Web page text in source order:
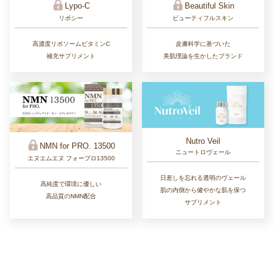
Lypo-C
リポシー
高濃度リポソームビタミンC
補充サプリメント
Beautiful Skin
ビューティフルスキン
皮膚科学に基づいた
美肌理論を生かしたブランド
NMN for PRO. 13500
エヌエムエヌ フォープロ13500
高純度で環境に優しい
高品質のNMN配合
Nutro Veil
ニュートロヴェール
日差しを忘れる透明のヴェール
肌の内側から健やかな肌を保つ
サプリメント